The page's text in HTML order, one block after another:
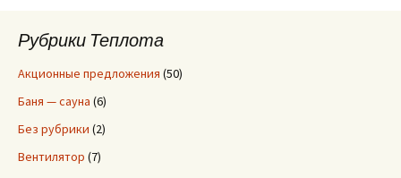
:Рубрики Теплота
Акционные предложения (50)
Баня — сауна (6)
Без рубрики (2)
Вентилятор (7)